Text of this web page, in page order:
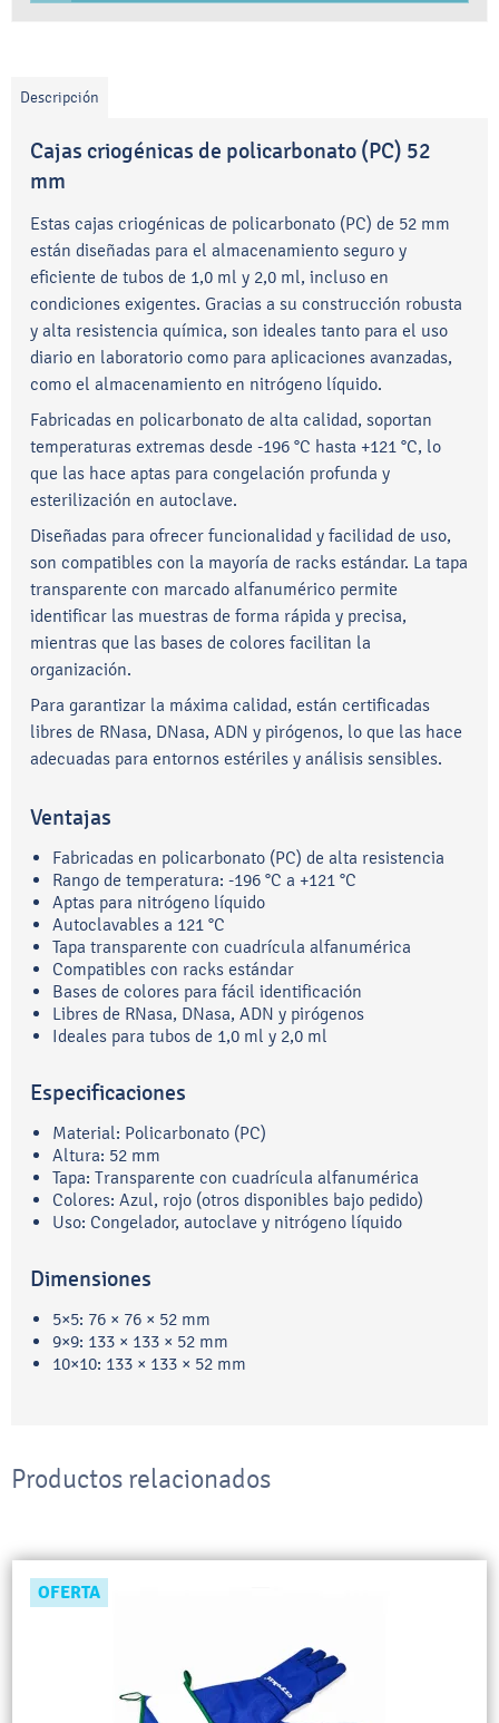
Descripción
Cajas criogénicas de policarbonato (PC) 52
mm
Estas cajas criogénicas de policarbonato (PC) de 52 mm
están diseñadas para el almacenamiento seguro y
eficiente de tubos de 1,0 ml y 2,0 ml, incluso en
condiciones exigentes. Gracias a su construcción robusta
y alta resistencia química, son ideales tanto para el uso
diario en laboratorio como para aplicaciones avanzadas,
como el almacenamiento en nitrógeno líquido.
Fabricadas en policarbonato de alta calidad, soportan
temperaturas extremas desde -196 °C hasta +121 °C, lo
que las hace aptas para congelación profunda y
esterilización en autoclave.
Diseñadas para ofrecer funcionalidad y facilidad de uso,
son compatibles con la mayoría de racks estándar. La tapa
transparente con marcado alfanumérico permite
identificar las muestras de forma rápida y precisa,
mientras que las bases de colores facilitan la
organización.
Para garantizar la máxima calidad, están certificadas
libres de RNasa, DNasa, ADN y pirógenos, lo que las hace
adecuadas para entornos estériles y análisis sensibles.
Ventajas
Fabricadas en policarbonato (PC) de alta resistencia
Rango de temperatura: -196 °C a +121 °C
Aptas para nitrógeno líquido
Autoclavables a 121 °C
Tapa transparente con cuadrícula alfanumérica
Compatibles con racks estándar
Bases de colores para fácil identificación
Libres de RNasa, DNasa, ADN y pirógenos
Ideales para tubos de 1,0 ml y 2,0 ml
Especificaciones
Material: Policarbonato (PC)
Altura: 52 mm
Tapa: Transparente con cuadrícula alfanumérica
Colores: Azul, rojo (otros disponibles bajo pedido)
Uso: Congelador, autoclave y nitrógeno líquido
Dimensiones
5×5: 76 × 76 × 52 mm
9×9: 133 × 133 × 52 mm
10×10: 133 × 133 × 52 mm
Productos relacionados
OFERTA